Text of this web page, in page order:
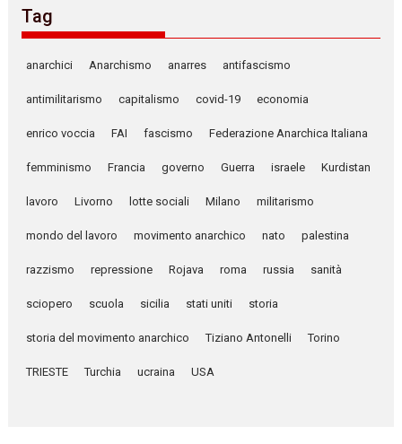
Tag
anarchici Anarchismo anarres antifascismo
antimilitarismo capitalismo covid-19 economia
enrico voccia FAI fascismo Federazione Anarchica Italiana
femminismo Francia governo Guerra israele Kurdistan
lavoro Livorno lotte sociali Milano militarismo
mondo del lavoro movimento anarchico nato palestina
razzismo repressione Rojava roma russia sanità
sciopero scuola sicilia stati uniti storia
storia del movimento anarchico Tiziano Antonelli Torino
TRIESTE Turchia ucraina USA